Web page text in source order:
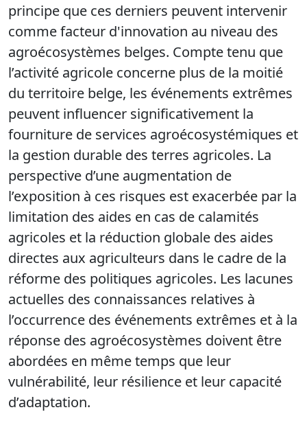
principe que ces derniers peuvent intervenir
comme facteur d'innovation au niveau des
agroécosystèmes belges. Compte tenu que
l’activité agricole concerne plus de la moitié
du territoire belge, les événements extrêmes
peuvent influencer significativement la
fourniture de services agroécosystémiques et
la gestion durable des terres agricoles. La
perspective d’une augmentation de
l’exposition à ces risques est exacerbée par la
limitation des aides en cas de calamités
agricoles et la réduction globale des aides
directes aux agriculteurs dans le cadre de la
réforme des politiques agricoles. Les lacunes
actuelles des connaissances relatives à
l’occurrence des événements extrêmes et à la
réponse des agroécosystèmes doivent être
abordées en même temps que leur
vulnérabilité, leur résilience et leur capacité
d’adaptation.